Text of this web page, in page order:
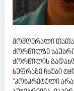
მომღერალი თათა
ქორწილზე
ქორწილის
სუფრაზე ჩხუბი
"კონკრეტული